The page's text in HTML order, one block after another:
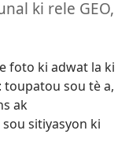
ki rele GEO,
foto ki adwat la ki
toupatou sou tè a,
ak
sitiyasyon ki